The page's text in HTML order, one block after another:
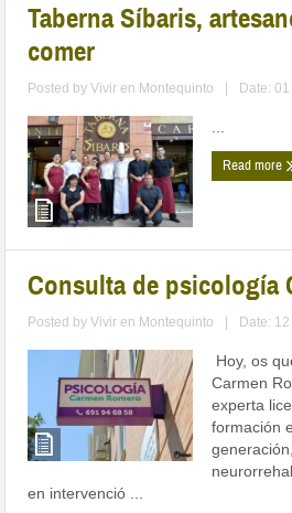
Taberna Síbaris,
comer
Posted byVivir en Montequinto Date:
...
Read more
Consulta de psicología
Posted byVivir en Montequinto Date:
Hoy, os
Carmen
experta
formación
en intervenció ...